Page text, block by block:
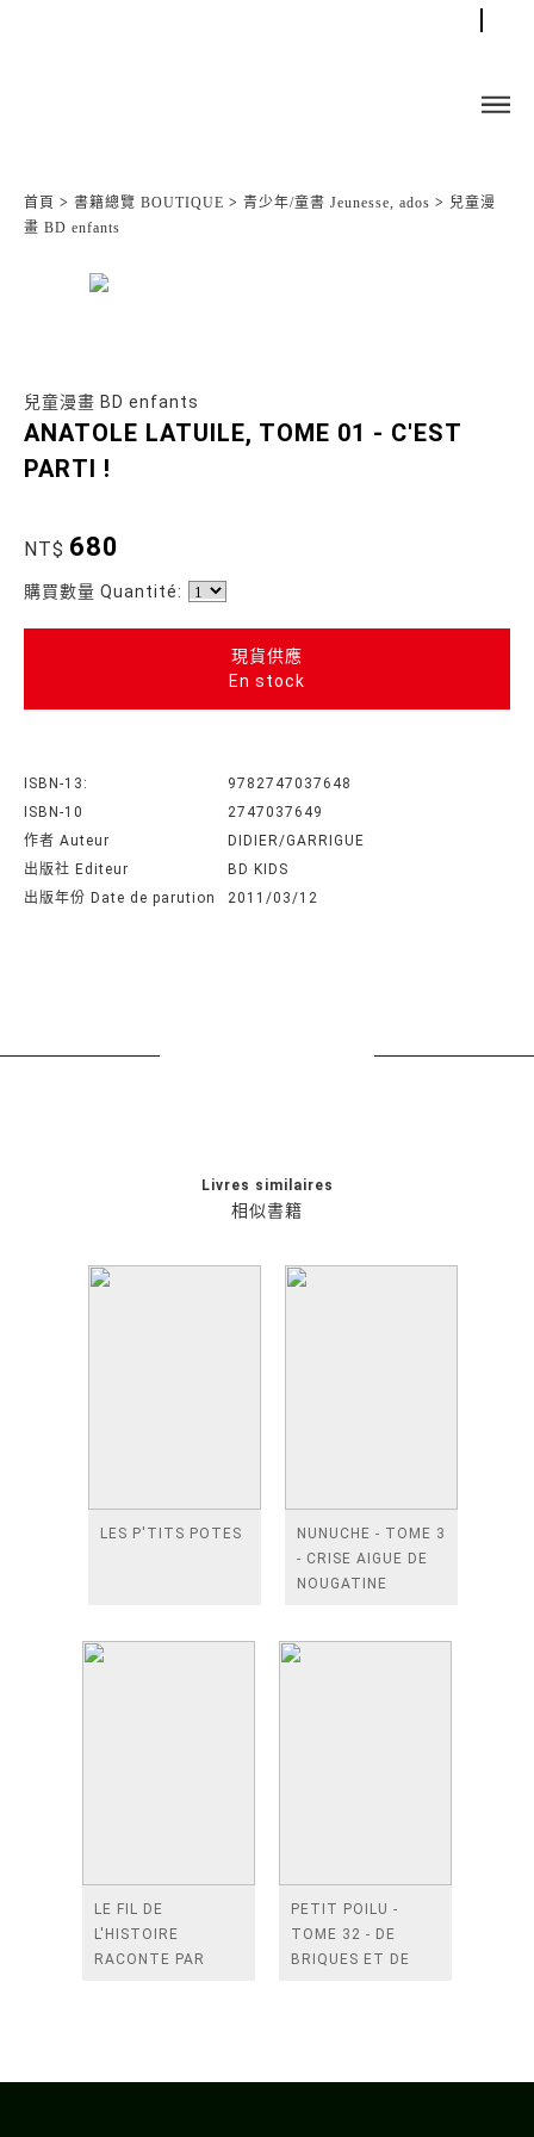
首頁 > 書籍總覽 BOUTIQUE > 青少年/童書 Jeunesse, ados > 兒童漫
畫 BD enfants
兒童漫畫 BD enfants
ANATOLE LATUILE, TOME 01 - C'EST
PARTI !
NT$ 680
購買數量 Quantité:
現貨供應
En stock
ISBN-13:
9782747037648
ISBN-10
2747037649
作者 Auteur
DIDIER/GARRIGUE
出版社 Editeur
BD KIDS
出版年份 Date de parution
2011/03/12
相似書籍
Livres similaires
LES P'TITS POTES
NUNUCHE - TOME 3
- CRISE AIGUE DE
NOUGATINE
LE FIL DE
L'HISTOIRE
RACONTE PAR
PETIT POILU -
TOME 32 - DE
BRIQUES ET DE